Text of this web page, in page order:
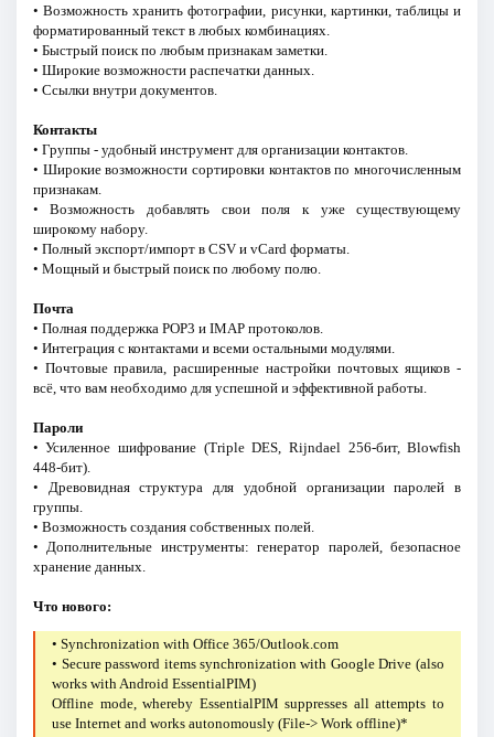
• Возможность хранить фотографии, рисунки, картинки, таблицы и
форматированный текст в любых комбинациях.
• Быстрый поиск по любым признакам заметки.
• Широкие возможности распечатки данных.
• Ссылки внутри документов.
Контакты
• Группы - удобный инструмент для организации контактов.
• Широкие возможности сортировки контактов по многочисленным
признакам.
• Возможность добавлять свои поля к уже существующему
широкому набору.
• Полный экспорт/импорт в CSV и vCard форматы.
• Мощный и быстрый поиск по любому полю.
Почта
• Полная поддержка POP3 и IMAP протоколов.
• Интеграция с контактами и всеми остальными модулями.
• Почтовые правила, расширенные настройки почтовых ящиков -
всё, что вам необходимо для успешной и эффективной работы.
Пароли
• Усиленное шифрование (Triple DES, Rijndael 256-бит, Blowfish
448-бит).
• Древовидная структура для удобной организации паролей в
группы.
• Возможность создания собственных полей.
• Дополнительные инструменты: генератор паролей, безопасное
хранение данных.
Что нового:
• Synchronization with Office 365/Outlook.com
• Secure password items synchronization with Google Drive (also
works with Android EssentialPIM)
Offline mode, whereby EssentialPIM suppresses all attempts to
use Internet and works autonomously (File-> Work offline)*